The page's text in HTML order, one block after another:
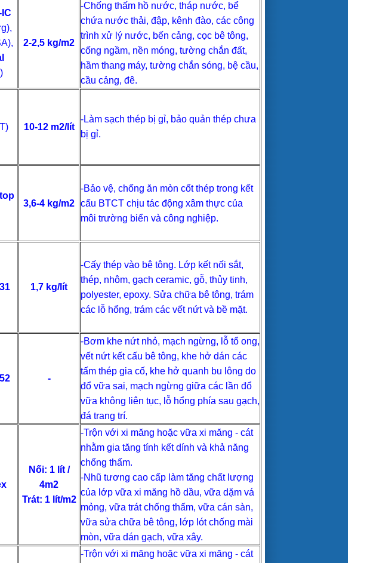
2-2,5 kg/m2
-Chống thấm hồ nước, tháp nước, bể
chứa nước thải, đập, kênh đào, các công
trình xử lý nước, bến cảng, cọc bê tông,
cống ngầm, nền móng, tường chắn đất,
hầm thang máy, tường chắn sóng, bệ cầu,
cầu cảng, đê.
10-12 m2/lít
-Làm sạch thép bị gỉ, bảo quản thép chưa
bị gỉ.
3,6-4 kg/m2
-Bảo vệ, chống ăn mòn cốt thép trong kết
cấu BTCT chịu tác động xâm thực của
môi trường biển và công nghiệp.
1,7 kg/lít
-Cấy thép vào bê tông. Lớp kết nối sắt,
thép, nhôm, gạch ceramic, gỗ, thủy tinh,
polyester, epoxy. Sửa chữa bê tông, trám
các lỗ hổng, trám các vết nứt và bề mặt.
-
-Bơm khe nứt nhỏ, mạch ngừng, lỗ tổ ong,
vết nứt kết cấu bê tông, khe hở dán các
tấm thép gia cố, khe hở quanh bu lông do
đổ vữa sai, mạch ngừng giữa các lần đổ
vữa không liên tục, lỗ hổng phía sau gạch,
đá trang trí.
Nối: 1 lít /
4m2
Trát: 1 lít/m2
-Trộn với xi măng hoặc vữa xi măng - cát
nhằm gia tăng tính kết dính và khả năng
chống thấm.
-Nhũ tương cao cấp làm tăng chất lượng
của lớp vữa xi măng hồ dầu, vữa dặm vá
mỏng, vữa trát chống thấm, vữa cán sàn,
vữa sửa chữa bê tông, lớp lót chống mài
mòn, vữa dán gạch, vữa xây.
-Trộn với xi măng hoặc vữa xi măng - cát